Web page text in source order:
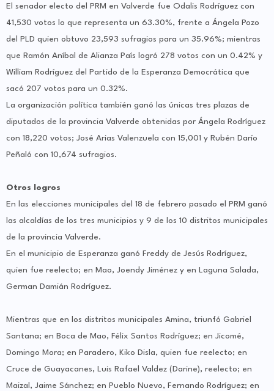
El senador electo del PRM en Valverde fue Odalis Rodríguez con
41,530 votos lo que representa un 63.30%, frente a Ángela Pozo
del PLD quien obtuvo 23,593 sufragios para un 35.96%; mientras
que Ramón Aníbal de Alianza País logró 278 votos con un 0.42% y
William Rodríguez del Partido de la Esperanza Democrática que
sacó 207 votos para un 0.32%.
La organización política también ganó las únicas tres plazas de
diputados de la provincia Valverde obtenidas por Ángela Rodríguez
con 18,220 votos; José Arias Valenzuela con 15,001 y Rubén Darío
Peñaló con 10,674 sufragios.
Otros logros
En las elecciones municipales del 18 de febrero pasado el PRM ganó
las alcaldías de los tres municipios y 9 de los 10 distritos municipales
de la provincia Valverde.
En el municipio de Esperanza ganó Freddy de Jesús Rodríguez,
quien fue reelecto; en Mao, Joendy Jiménez y en Laguna Salada,
German Damián Rodríguez.
Mientras que en los distritos municipales Amina, triunfó Gabriel
Santana; en Boca de Mao, Félix Santos Rodríguez; en Jicomé,
Domingo Mora; en Paradero, Kiko Disla, quien fue reelecto; en
Cruce de Guayacanes, Luis Rafael Valdez (Darine), reelecto; en
Maizal, Jaime Sánchez; en Pueblo Nuevo, Fernando Rodríguez; en